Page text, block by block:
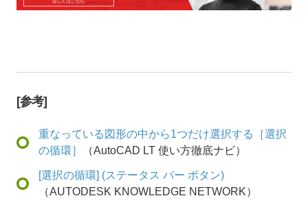
[参考]
重なっている図形の中から1つだけ選択する［選択
の循環］
（AutoCAD LT 使い方徹底ナビ）
[選択の循環] (ステータス バー ボタン)
（AUTODESK KNOWLEDGE NETWORK）